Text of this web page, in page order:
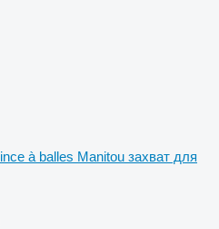
à balles Manitou захват для